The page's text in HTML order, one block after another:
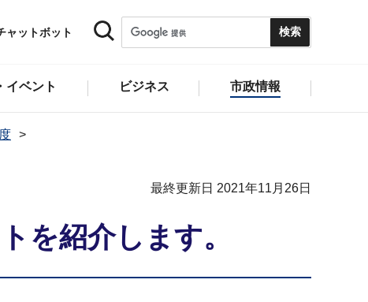
ャットボット
イベント ビジネス 市政情報
最終更新日 2021年11月26日
を紹介します。